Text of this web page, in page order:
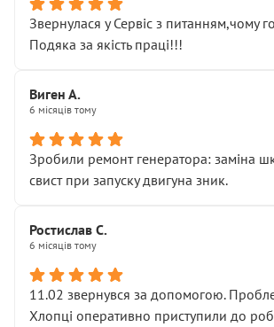
Звернулася у Сервіс з питанням,чому
Подяка за якість праці!!!
Виген А.
6 місяців тому
Зробили ремонт генератора: заміна
свист при запуску двигуна зник.
Ростислав С.
6 місяців тому
11.02 звернувся за допомогою.
Хлопці оперативно приступили до